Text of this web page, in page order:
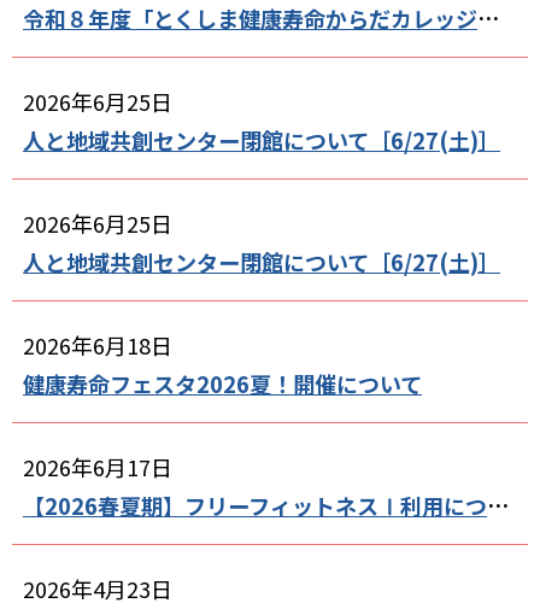
令和８年度「とくしま健康寿命からだカレッジ」基礎課程募集開始
2026年6月25日
人と地域共創センター閉館について［6/27(土)］
2026年6月25日
人と地域共創センター閉館について［6/27(土)］
2026年6月18日
健康寿命フェスタ2026夏！開催について
2026年6月17日
【2026春夏期】フリーフィットネスⅠ利用について（7月、8月）
2026年4月23日